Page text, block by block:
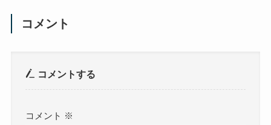
コメント
コメントする
コメント ※